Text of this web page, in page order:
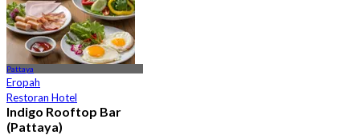
Pattaya
Eropah
Restoran Hotel
Indigo Rooftop Bar
(Pattaya)